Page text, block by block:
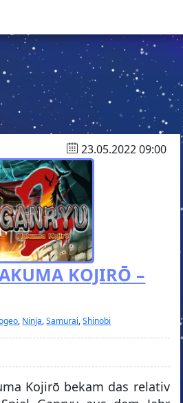
23.05.2022 09:00
KOJIRŌ –
, Ninja,Samurai,Shinobi
Kojirō bekam das relativ